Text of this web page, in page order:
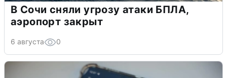
В Сочи сняли угрозу атаки БПЛА,
аэропорт закрыт
6 августа 0